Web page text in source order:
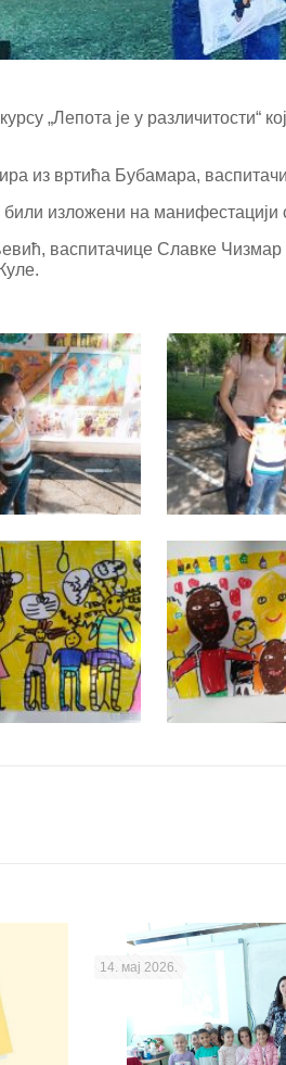
„Лепота је у различитости“
из вртића Бубамара,
изложени на манифестацији
васпитачице Славке
14. мај 2026.